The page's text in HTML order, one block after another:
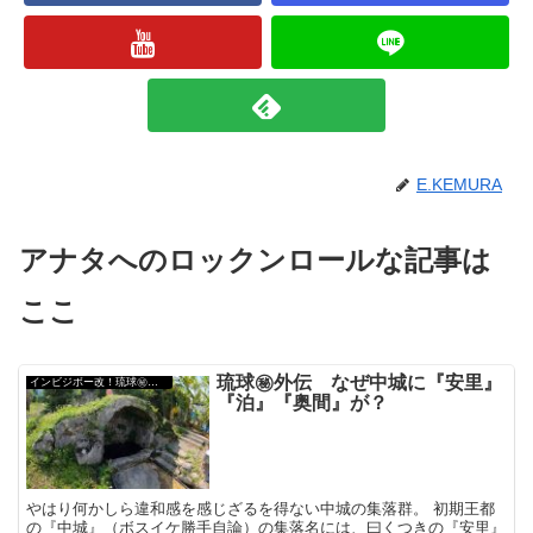
E.KEMURA
アナタへのロックンロールな記事は
ここ
インビジボー改！琉球㊙︎外伝
琉球㊙︎外伝 なぜ中城に『安里』
『泊』『奥間』が？
やはり何かしら違和感を感じざるを得ない中城の集落群。 初期王都
の『中城』（ボスイケ勝手自論）の集落名には、曰くつきの『安里』